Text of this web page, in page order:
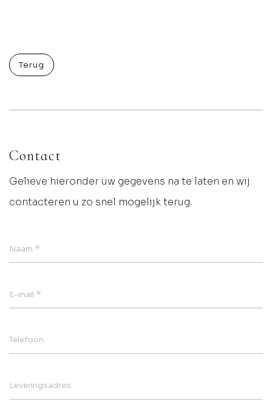
Terug
Contact
Gelieve hieronder uw gegevens na te laten en wij
contacteren u zo snel mogelijk terug.
Naam *
E-mail *
Telefoon
Leveringsadres